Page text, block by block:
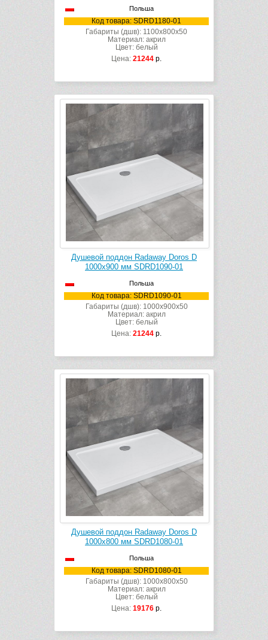
Польша
Код товара: SDRD1180-01
Габариты (дшв): 1100x800x50
Материал: акрил
Цвет: белый
Цена: 21244 р.
Душевой поддон Radaway Doros D
1000х900 мм SDRD1090-01
Польша
Код товара: SDRD1090-01
Габариты (дшв): 1000x900x50
Материал: акрил
Цвет: белый
Цена: 21244 р.
Душевой поддон Radaway Doros D
1000х800 мм SDRD1080-01
Польша
Код товара: SDRD1080-01
Габариты (дшв): 1000x800x50
Материал: акрил
Цвет: белый
Цена: 19176 р.